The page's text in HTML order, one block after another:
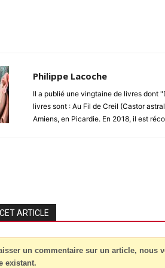
Philippe Lacoche
Il a publié une vingtaine de livres dont
livres sont : Au Fil de Creil (Castor
Amiens, en Picardie. En 2018, il est
ARTICLE
un commentaire sur un article, nous
existant.